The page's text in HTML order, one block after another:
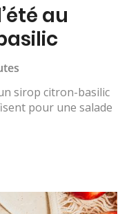
au
sirop citron-basilic
pour une salade